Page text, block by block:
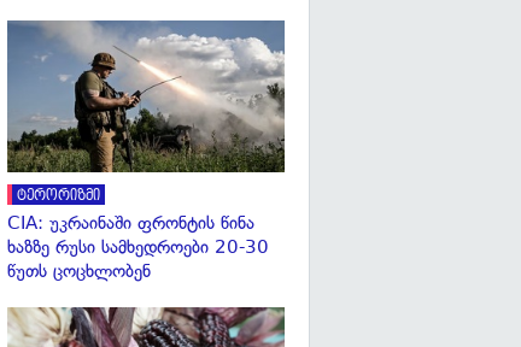
ტერორიზმი
CIA: უკრაინაში ფრონტის წინა
ხაზზე რუსი სამხედროები 20-30
წუთს ცოცხლობენ